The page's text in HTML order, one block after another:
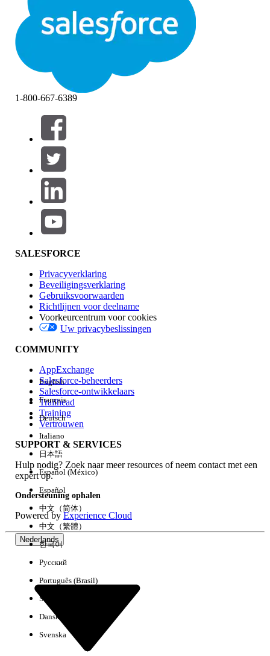
Sluiten Sluiten
Filters (0)
FILTERS SELECTEREN
Productgebied
Invloed op functies
Edition
Ervaring
Alles wissen Gereed
Geen resultaten
1-800-667-6389
SALESFORCE
Privacyverklaring
Beveiligingsverklaring
Gebruiksvoorwaarden
Richtlijnen voor deelname
Voorkeurcentrum voor cookies
Uw privacybeslissingen
COMMUNITY
AppExchange
Salesforce-beheerders
Salesforce-ontwikkelaars
Trailhead
Training
Vertrouwen
SUPPORT & SERVICES
Hulp nodig? Zoek naar meer resources of neem contact met een
expert op.
Ondersteuning ophalen
Powered byExperience Cloud
Nederlands
English
Français
Deutsch
Italiano
日本語
Español (México)
Español
中文（简体）
中文（繁體）
한국어
Русский
Português (Brasil)
Suomi
Dansk
Svenska